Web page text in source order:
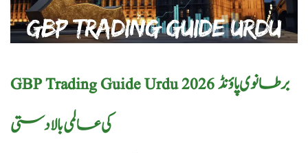
GBP Trading Guide Urdu 2026 برطانوی پاؤنڈ
کی عالمی بالادستی